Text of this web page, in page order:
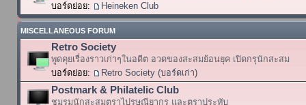
บอร์ดย่อย:
Heineken Club
MISCELLANEOUS FORUM
Retro Society
พูดคุยเรื่องราวเก่าๆในอดีต อวดของสะสมย้อนยุค เปิดกรุนักสะสม
บอร์ดย่อย:
Retro Society (บอร์ดเก่า)
Postmark & Philatelic Club
ชมรมนักสะสมตราไปรษณียากร และตราประทับ